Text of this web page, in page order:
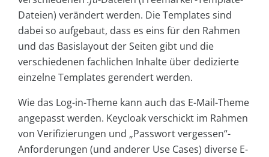
Dateien) verändert werden. Die Templates sind
dabei so aufgebaut, dass es eins für den Rahmen
und das Basislayout der Seiten gibt und die
verschiedenen fachlichen Inhalte über dedizierte
einzelne Templates gerendert werden.
Wie das Log-in-Theme kann auch das E-Mail-Theme
angepasst werden. Keycloak verschickt im Rahmen
von Verifizierungen und „Passwort vergessen“-
Anforderungen (und anderer Use Cases) diverse E-